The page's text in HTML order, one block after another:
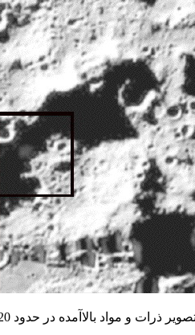
ذرات و مواد بالاآمده در حدود 20 ثانیه پس از برخورد با سطح ماه